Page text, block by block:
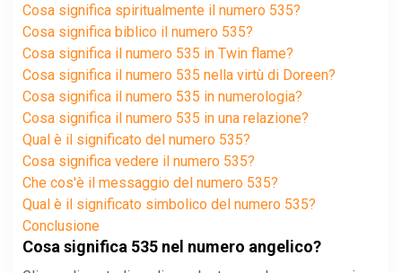
Cosa significa spiritualmente il numero 535?
Cosa significa biblico il numero 535?
Cosa significa il numero 535 in Twin flame?
Cosa significa il numero 535 nella virtù di Doreen?
Cosa significa il numero 535 in numerologia?
Cosa significa il numero 535 in una relazione?
Qual è il significato del numero 535?
Cosa significa vedere il numero 535?
Che cos'è il messaggio del numero 535?
Qual è il significato simbolico del numero 535?
Conclusione
Cosa significa 535 nel numero angelico?